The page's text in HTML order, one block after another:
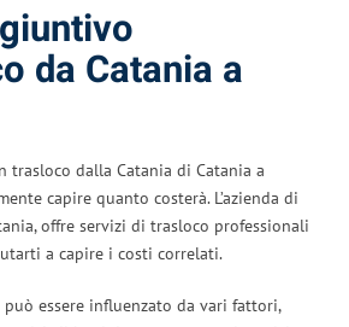
da Catania a
trasloco dalla Catania di Catania a
capire quanto costerà. L’azienda di
offre servizi di trasloco professionali
a capire i costi correlati.
essere influenzato da vari fattori,